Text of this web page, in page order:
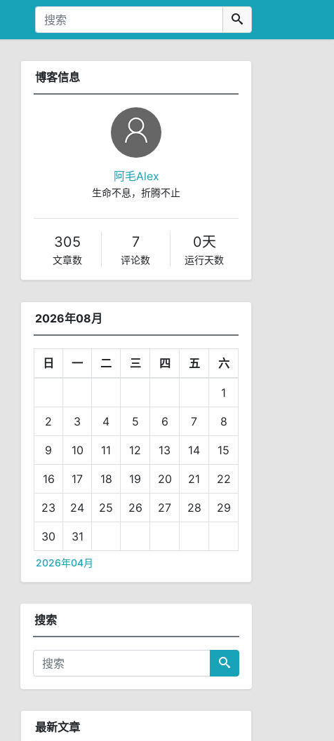
博客信息
阿毛Alex
生命不息，折腾不止
305
文章数
7
评论数
0天
运行天数
2026年08月
日 一 二 三 四 五 六
1
2 3 4 5 6 7 8
9 10 11 12 13 14 15
16 17 18 19 20 21 22
23 24 25 26 27 28 29
30 31
2026年04月
搜索
最新文章